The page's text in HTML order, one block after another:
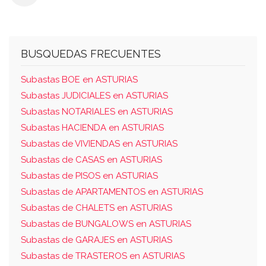
por ciento. inscripcion en el del registro de la
513, folio: 196, finca de carreño nº: 21061
código registral único: 33024000073916
referencia catastral: 9877403tp7297n0029iy
valor a efectos de subasta: 15.543,40 euros
carácter de vivienda habitual: no situación
posesoria: de lo actuado en el procedimiento
no puede certificarse la existencia de
inquilinos u ocupantes en el inmueble
BUSQUEDAS FRECUENTES
Subastas BOE en ASTURIAS
Subastas JUDICIALES en ASTURIAS
Subastas NOTARIALES en ASTURIAS
Subastas HACIENDA en ASTURIAS
Subastas de VIVIENDAS en ASTURIAS
Subastas de CASAS en ASTURIAS
Subastas de PISOS en ASTURIAS
Subastas de APARTAMENTOS en ASTURIAS
Subastas de CHALETS en ASTURIAS
Subastas de BUNGALOWS en ASTURIAS
Subastas de GARAJES en ASTURIAS
Subastas de TRASTEROS en ASTURIAS